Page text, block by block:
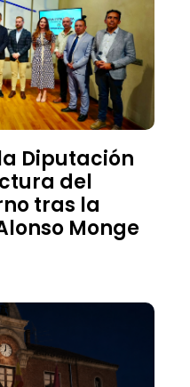
Diputación
del
tras la
Monge